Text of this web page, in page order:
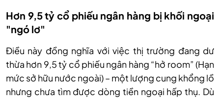
Hơn 9,5 tỷ cổ phiếu ngân hàng bị khối ngoại
"ngó lơ"
Điều này đồng nghĩa với việc thị trường đang dư
thừa hơn 9,5 tỷ cổ phiếu ngân hàng “hở room” (Hạn
mức sở hữu nước ngoài) – một lượng cung khổng lồ
nhưng chưa tìm được dòng tiền ngoại hấp thụ. Dù